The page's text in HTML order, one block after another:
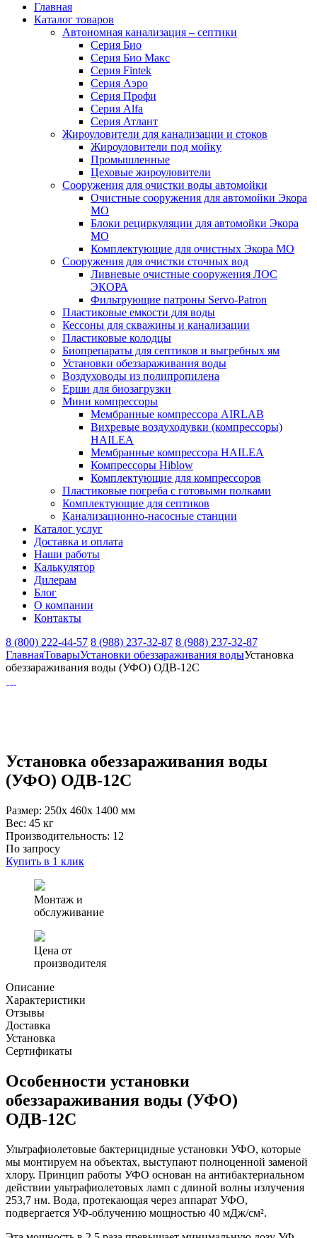
Главная
Каталог товаров
Автономная канализация – септики
Серия Био
Серия Био Макс
Серия Fintek
Серия Аэро
Серия Профи
Серия Alfa
Серия Атлант
Жироуловители для канализации и стоков
Жироуловители под мойку
Промышленные
Цеховые жироуловители
Сооружения для очистки воды автомойки
Очистные сооружения для автомойки Экора
МО
Блоки рециркуляции для автомойки Экора
МО
Комплектующие для очистных Экора МО
Сооружения для очистки сточных вод
Ливневые очистные сооружения ЛОС
ЭКОРА
Фильтрующие патроны Servo-Patron
Пластиковые емкости для воды
Кессоны для скважины и канализации
Пластиковые колодцы
Биопрепараты для септиков и выгребных ям
Установки обеззараживания воды
Воздуховоды из полипропилена
Ерши для биозагрузки
Мини компрессоры
Мембранные компрессора AIRLAB
Вихревые воздуходувки (компрессоры)
HAILEA
Мембранные компрессора HAILEA
Компрессоры Hiblow
Комплектующие для компрессоров
Пластиковые погреба с готовыми полками
Комплектующие для септиков
Канализационно-насосные станции
Каталог услуг
Доставка и оплата
Наши работы
Калькулятор
Дилерам
Блог
О компании
Контакты
8 (800) 222-44-57 8 (988) 237-32-87 8 (988) 237-32-87
ГлавнаяТоварыУстановки обеззараживания водыУстановка
обеззараживания воды (УФО) ОДВ-12С
Установка обеззараживания воды
(УФО) ОДВ-12С
Размер: 250x 460x 1400 мм
Вес: 45 кг
Производительность: 12
По запросу
Купить в 1 клик
Монтаж и
обслуживание
Цена от
производителя
Описание
Характеристики
Отзывы
Доставка
Установка
Сертификаты
Особенности установки
обеззараживания воды (УФО)
ОДВ-12С
Ультрафиолетовые бактерицидные установки УФО, которые
мы монтируем на объектах, выступают полноценной заменой
хлору. Принцип работы УФО основан на антибактериальном
действии ультрафиолетовых ламп с длиной волны излучения
253,7 нм. Вода, протекающая через аппарат УФО,
подвергается УФ-облучению мощностью 40 мДж/cм².